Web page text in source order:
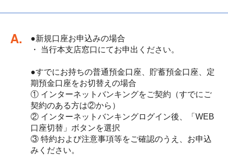
回答
●新規口座お申込みの場合
・ 当行本支店窓口にてお申出ください。
●すでにお持ちの普通預金口座、貯蓄預金口座、定
期預金口座をお切替えの場合
① インターネットバンキングをご契約（すでにご
契約のある方は②から）
② インターネットバンキングログイン後、「WEB
口座切替」ボタンを選択
③ 特約および注意事項等をご確認のうえ、お申込
みください。